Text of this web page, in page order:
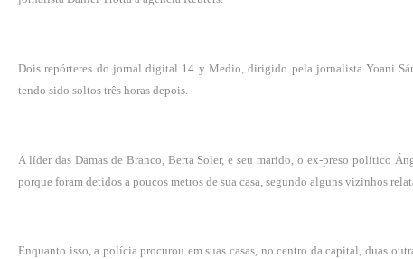
Dois repórteres do jornal digital 14 y Medio, dirigido pela jornalista Yoani
tendo sido soltos três horas depois.
A líder das Damas de Branco, Berta Soler, e seu marido, o ex-preso político
porque foram detidos a poucos metros de sua casa, segundo alguns vizinhos
Enquanto isso, a polícia procurou em suas casas, no centro da capital, duas